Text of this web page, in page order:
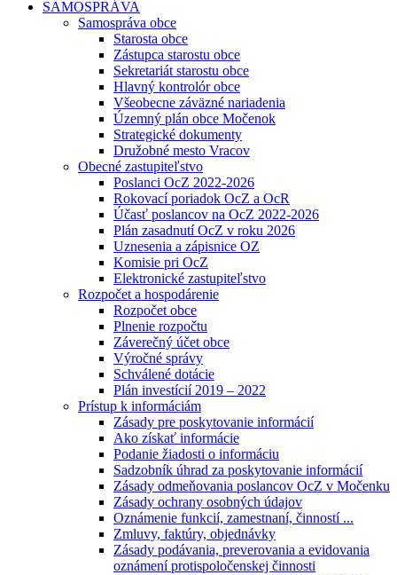
SAMOSPRÁVA
Samospráva obce
Starosta obce
Zástupca starostu obce
Sekretariát starostu obce
Hlavný kontrolór obce
Všeobecne záväzné nariadenia
Územný plán obce Močenok
Strategické dokumenty
Družobné mesto Vracov
Obecné zastupiteľstvo
Poslanci OcZ 2022-2026
Rokovací poriadok OcZ a OcR
Účasť poslancov na OcZ 2022-2026
Plán zasadnutí OcZ v roku 2026
Uznesenia a zápisnice OZ
Komisie pri OcZ
Elektronické zastupiteľstvo
Rozpočet a hospodárenie
Rozpočet obce
Plnenie rozpočtu
Záverečný účet obce
Výročné správy
Schválené dotácie
Plán investícií 2019 – 2022
Prístup k informáciám
Zásady pre poskytovanie informácií
Ako získať informácie
Podanie žiadosti o informáciu
Sadzobník úhrad za poskytovanie informácií
Zásady odmeňovania poslancov OcZ v Močenku
Zásady ochrany osobných údajov
Oznámenie funkcií, zamestnaní, činností ...
Zmluvy, faktúry, objednávky
Zásady podávania, preverovania a evidovania
oznámení protispoločenskej činnosti